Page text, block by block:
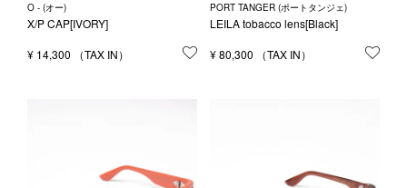
O - (オー)
X/P CAP[IVORY]
¥ 14,300 お気に入りに登録する
PORT TANGER (ポートタンジェ)
LEILA tobacco lens[Black]
¥80,300